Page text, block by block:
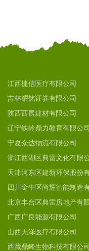
江西捷信医疗有限公司
吉林耀铭证券有限公司
陕西西展建材有限公司
辽宁铁岭鼎力教育有限公司
宁夏众达物流有限公司
浙江西湖区典雷文化有限
天津河东区建新环保股份
四川金牛区尚辉智能制造
北京丰台区典雷房地产有
广西广良能源有限公司
山西天泽医疗有限公司
西藏鼎峰生物科技有限公司